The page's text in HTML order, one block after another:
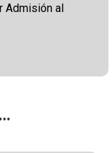
Admisión al